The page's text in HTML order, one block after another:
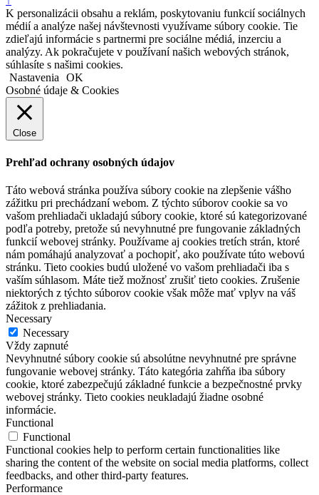
K personalizácii obsahu a reklám, poskytovaniu funkcií sociálnych
médií a analýze našej návštevnosti využívame súbory cookie. Tie
zdieľajú informácie s partnermi pre sociálne médiá, inzerciu a
analýzy. Ak pokračujete v používaní našich webových stránok,
súhlasíte s našimi cookies.
Nastavenia OK
Osobné údaje & Cookies
Close
Prehľad ochrany osobných údajov
Táto webová stránka používa súbory cookie na zlepšenie vášho
zážitku pri prechádzaní webom. Z týchto súborov cookie sa vo
vašom prehliadači ukladajú súbory cookie, ktoré sú kategorizované
podľa potreby, pretože sú nevyhnutné pre fungovanie základných
funkcií webovej stránky. Používame aj cookies tretích strán, ktoré
nám pomáhajú analyzovať a pochopiť, ako používate túto webovú
stránku. Tieto cookies budú uložené vo vašom prehliadači iba s
vaším súhlasom. Máte tiež možnosť zrušiť tieto cookies. Zrušenie
niektorých z týchto súborov cookie však môže mať vplyv na váš
zážitok z prehliadania.
Necessary
Necessary
Vždy zapnuté
Nevyhnutné súbory cookie sú absolútne nevyhnutné pre správne
fungovanie webovej stránky. Táto kategória zahŕňa iba súbory
cookie, ktoré zabezpečujú základné funkcie a bezpečnostné prvky
webovej stránky. Tieto cookies neukladajú žiadne osobné
informácie.
Functional
Functional
Functional cookies help to perform certain functionalities like
sharing the content of the website on social media platforms, collect
feedbacks, and other third-party features.
Performance